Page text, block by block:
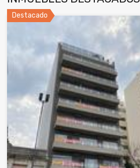
Destacado